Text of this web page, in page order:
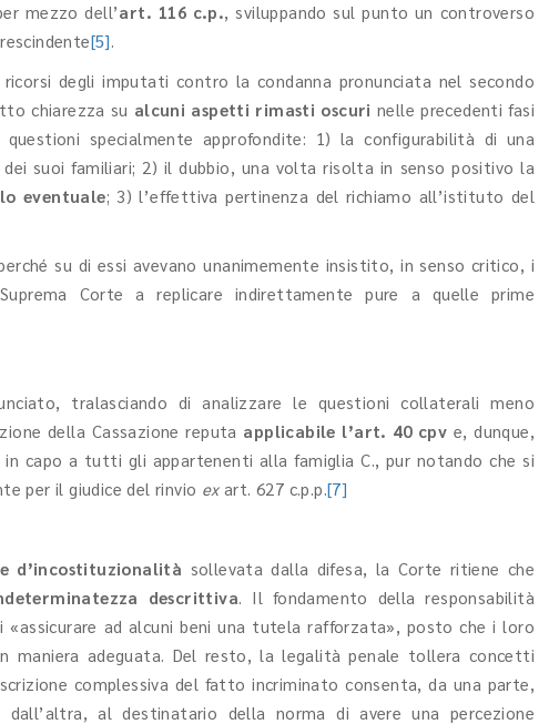
mezzo dell’art. 116 c.p., sviluppando sul punto un controverso
[5].
degli imputati contro la condanna pronunciata nel secondo
chiarezza su alcuni aspetti rimasti oscuri nelle precedenti fasi
specialmente approfondite: 1) la configurabilità di una
dei suoi familiari; 2) il dubbio, una volta risolta in senso positivo la
eventuale; 3) l’effettiva pertinenza del richiamo all’istituto del
su di essi avevano unanimemente insistito, in senso critico, i
Corte a replicare indirettamente pure a quelle prime
tralasciando di analizzare le questioni collaterali meno
della Cassazione reputa applicabile l’art. 40 cpv e, dunque,
in capo a tutti gli appartenenti alla famiglia C., pur notando che si
per il giudice del rinvio exart. 627 c.p.p.[7]
d’incostituzionalità sollevata dalla difesa, la Corte ritiene che
descrittiva. Il fondamento della responsabilità
«assicurare ad alcuni beni una tutela rafforzata», posto che i loro
maniera adeguata. Del resto, la legalità penale tollera concetti
complessiva del fatto incriminato consenta, da una parte,
al destinatario della norma di avere una percezione